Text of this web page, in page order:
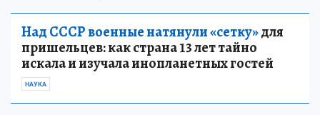
Над СССР военные натянули «сетку»для
пришельцев: как страна 13 лет тайно
искала и изучала инопланетных гостей
НАУКА